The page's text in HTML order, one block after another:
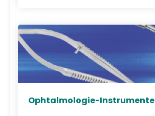
Ophtalmologie-Instrumente